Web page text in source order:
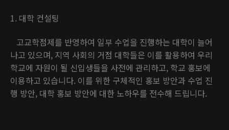
1. 대학 컨설팅
고교학점제를 반영하여 일부 수업을 진행하는 대학이 늘어
나고 있으며, 지역 사회의 거점 대학들은 이를 활용하여 우리
학교에 자원이 될 신입생들을 사전에 관리하고, 학교 홍보에
이용하고 있습니다. 이를 위한 구체적인 홍보 방안과 수업 진
행 방안, 대학 홍보 방안에 대한 노하우를 전수해 드립니다.